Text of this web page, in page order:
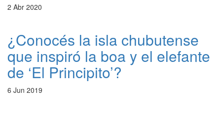
2 Abr 2020
¿Conocés la isla chubutense
que inspiró la boa y el elefante
de ‘El Principito’?
6 Jun 2019